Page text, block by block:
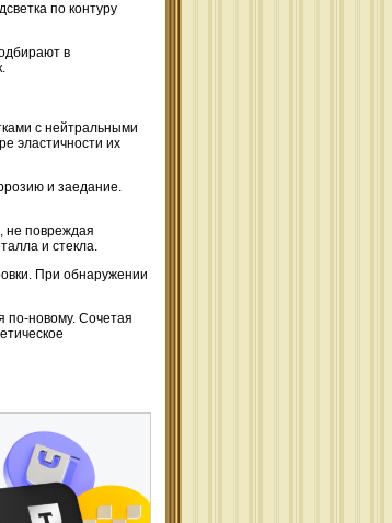
по контуру
в
с нейтральными
эластичности их
и заедание.
не повреждая
и стекла.
При обнаружении
по-новому. Сочетая